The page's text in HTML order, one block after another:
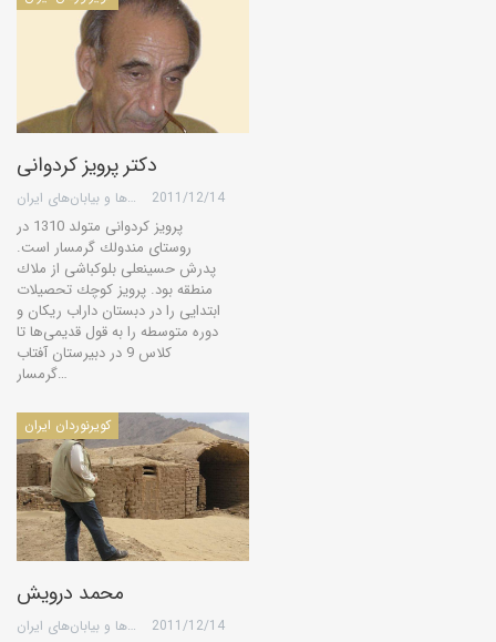
دکتر پرویز کردوانی
گروه کویرها و بیابان‌های ایران 2011/12/14
پرویز كردوانی متولد 1310 در
روستای مندولك گرمسار است.
پدرش حسینعلی بلوكباشی از ملاك
منطقه بود. پرویز كوچك تحصیلات
ابتدایی را در دبستان داراب ریكان و
دوره متوسطه را به قول قدیمی‌ها تا
كلاس 9 در دبیرستان آفتاب
گرمسار…
کویرنوردان ایران
محمد درویش
گروه کویرها و بیابان‌های ایران 2011/12/14